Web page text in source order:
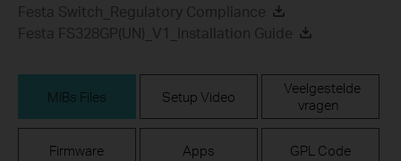
Festa Switch_Regulatory Compliance
Festa FS328GP(UN)_V1_Installation Guide
MIBs Files Setup Video
Veelgestelde
vragen
Firmware Apps GPL Code